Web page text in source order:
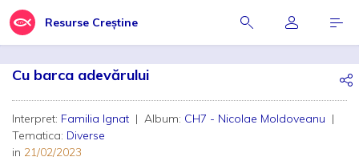
Resurse Creștine
Cu barca adevărului
Interpret: Familia Ignat | Album: CH7 - Nicolae Moldoveanu |
Tematica: Diverse
in 21/02/2023